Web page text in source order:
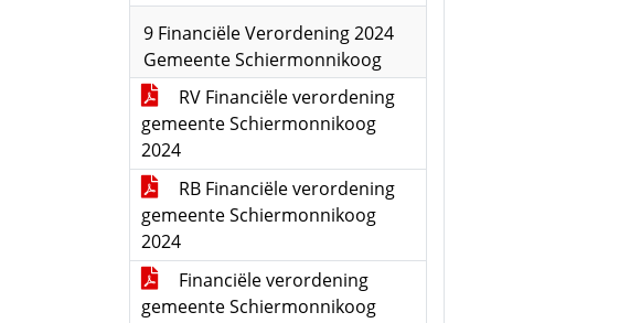
9 Financiële Verordening 2024
Gemeente Schiermonnikoog
RV Financiële verordening
gemeente Schiermonnikoog
2024
RB Financiële verordening
gemeente Schiermonnikoog
2024
Financiële verordening
gemeente Schiermonnikoog